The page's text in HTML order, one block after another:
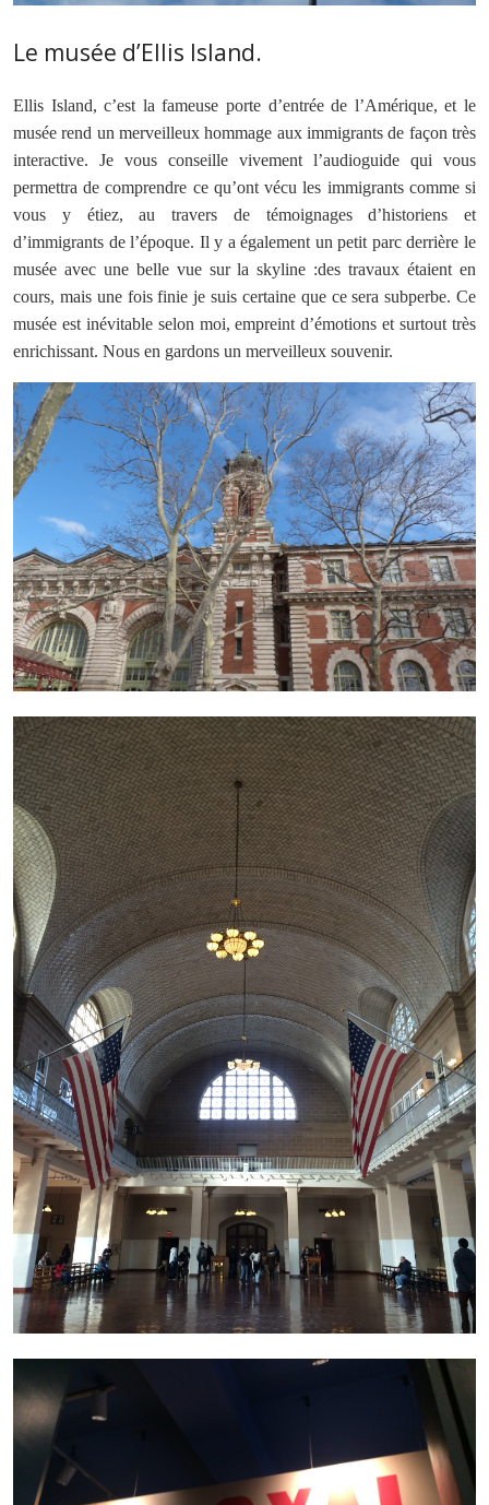
Le musée d’Ellis Island.
Ellis Island, c’est la fameuse porte d’entrée de l’Amérique, et le
musée rend un merveilleux hommage aux immigrants de façon très
interactive. Je vous conseille vivement l’audioguide qui vous
permettra de comprendre ce qu’ont vécu les immigrants comme si
vous y étiez, au travers de témoignages d’historiens et
d’immigrants de l’époque. Il y a également un petit parc derrière le
musée avec une belle vue sur la skyline :des travaux étaient en
cours, mais une fois finie je suis certaine que ce sera subperbe. Ce
musée est inévitable selon moi, empreint d’émotions et surtout très
enrichissant. Nous en gardons un merveilleux souvenir.